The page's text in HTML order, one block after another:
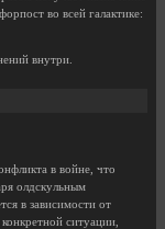
во всей галактике:
внутри.
в войне, что
олдскульным
в зависимости от
ситуации,